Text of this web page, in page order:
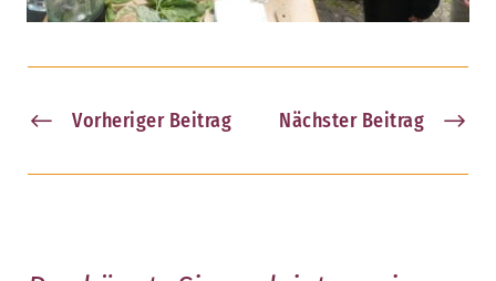
Vorheriger Beitrag Nächster Beitrag